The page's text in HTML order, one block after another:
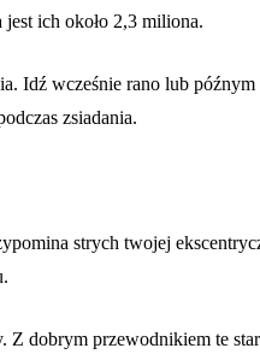
ich około 2,3 miliona.
wcześnie rano lub
zsiadania.
strych twojej
dobrym przewodnikiem te